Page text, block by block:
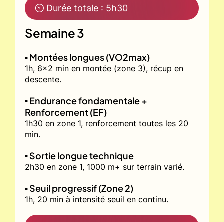
⏲ Durée totale : 5h30
Semaine 3
▪️ Montées longues (VO2max)
1h, 6x2 min en montée (zone 3), récup en
descente.
▪️ Endurance fondamentale +
Renforcement (EF)
1h30 en zone 1, renforcement toutes les 20
min.
▪️ Sortie longue technique
2h30 en zone 1, 1000 m+ sur terrain varié.
▪️ Seuil progressif (Zone 2)
1h, 20 min à intensité seuil en continu.